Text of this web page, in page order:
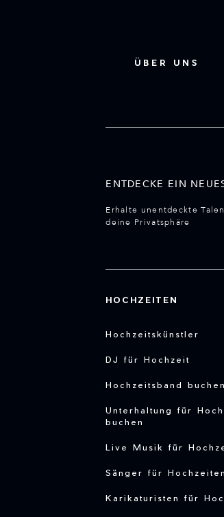
ÜBER UNS
ENTDECKE EIN
Erhalte unentdeckte
deine Privatsphäre
HOCHZEITEN
Hochzeitskünstler
DJ für Hochzeit
Hochzeitsband buchen
Unterhaltung für
buchen
Live Musik für
Sänger für Hochzeiten
Karikaturisten für